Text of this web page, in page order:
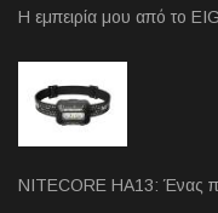
Η εμπειρία μου από το
NITECORE HA13: Ένας